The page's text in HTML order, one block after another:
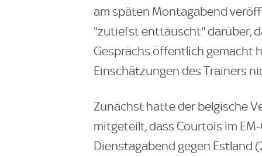
am späten Montagabend
"zutiefst enttäuscht" darüber,
Gesprächs öffentlich gemacht
Einschätzungen des Trainers
Zunächst hatte der belgische
mitgeteilt, dass Courtois im
Dienstagabend gegen Estland